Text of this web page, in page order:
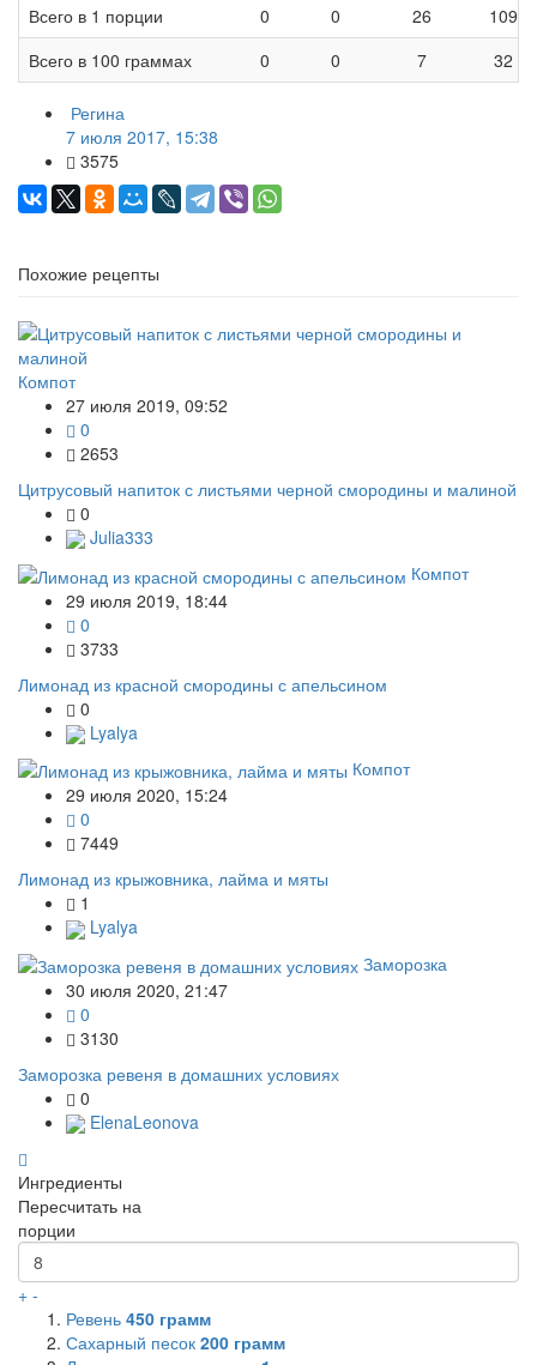
Всего в 1 порции
0 0 26
109
Всего в 100 граммах
0 0 7 32
Регина
7 июля 2017, 15:38
3575
Похожие рецепты
Компот
27 июля 2019, 09:52
0
2653
Цитрусовый напиток с листьями черной смородины и малиной
0
Julia333
Компот
29 июля 2019, 18:44
0
3733
Лимонад из красной смородины с апельсином
0
Lyalya
Компот
29 июля 2020, 15:24
0
7449
Лимонад из крыжовника, лайма и мяты
1
Lyalya
Заморозка
30 июля 2020, 21:47
0
3130
Заморозка ревеня в домашних условиях
0
ElenaLeonova
Ингредиенты
Пересчитать на
порции
+ -
Ревень 450 грамм
Сахарный песок 200 грамм